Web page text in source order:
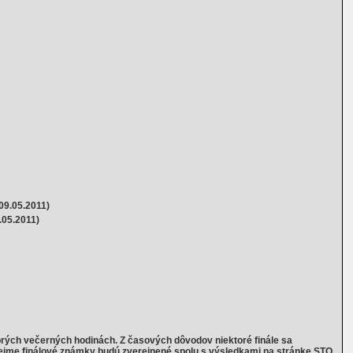
večerných hodinách. Z časových dôvodov niektoré finále sa